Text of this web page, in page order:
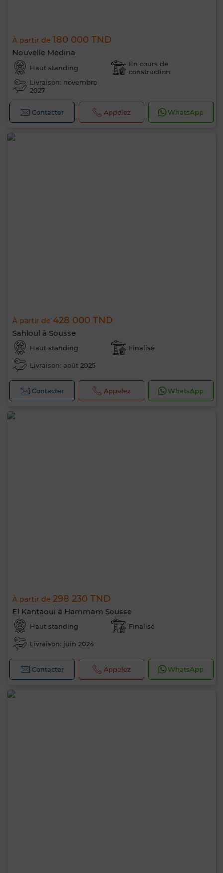
À partir de 180 000 TND
Nouvelle Medina
Haut standing
En cours de
construction
Livraison: novembre
2027
Contacter Appelez WhatsApp
À partir de 428 000 TND
Sahloul à Sousse
Haut standing Finalisé
Livraison: août 2025
Contacter Appelez WhatsApp
À partir de 298 230 TND
El Kantaoui à Hammam Sousse
Haut standing Finalisé
Livraison: juin 2024
Contacter Appelez WhatsApp